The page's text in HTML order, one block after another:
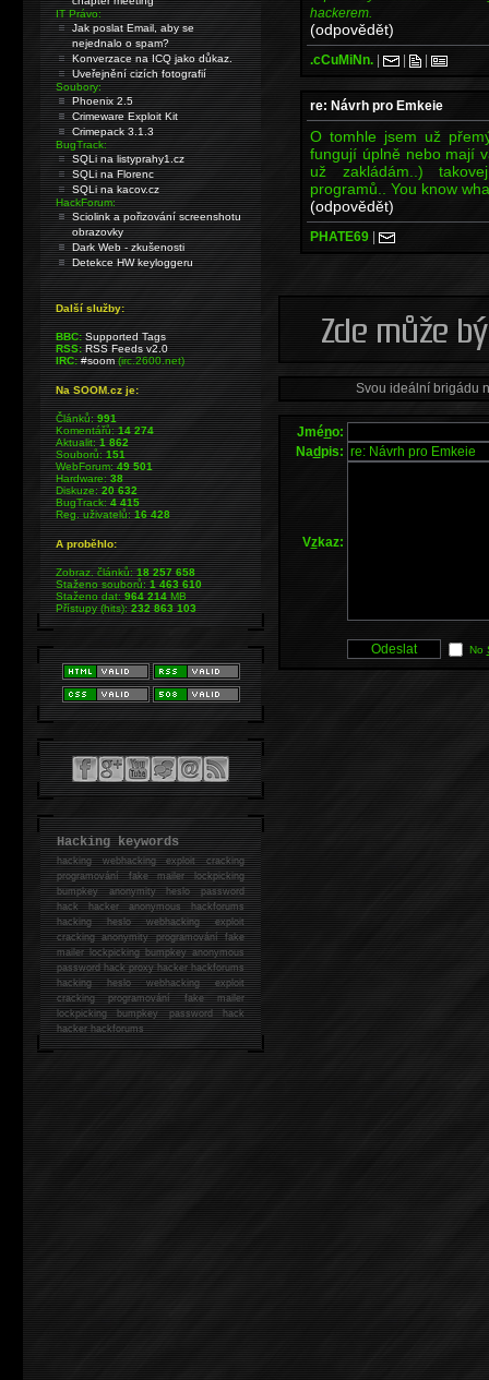
hackerem.
(odpovědět)
.cCuMiNn. | | |
re: Návrh pro Emkeie
O tomhle jsem už
fungují úplně nebo mají
už zakládám..)
programů.. You know
(odpovědět)
PHATE69 |
Svou ideální brigádu
Jméno:
Nadpis:
Vzkaz:
No
IT Právo:
Jak poslat Email, aby se
nejednalo o spam?
Konverzace na ICQ jako důkaz.
Uveřejnění cizích fotografií
Soubory:
Phoenix 2.5
Crimeware Exploit Kit
Crimepack 3.1.3
BugTrack:
SQLi na listyprahy1.cz
SQLi na Florenc
SQLi na kacov.cz
HackForum:
Sciolink a pořizování screenshotu
obrazovky
Dark Web - zkušenosti
Detekce HW keyloggeru
Další služby:
BBC: Supported Tags
RSS: RSS Feeds v2.0
IRC: #soom(irc.2600.net)
Na SOOM.cz je:
Článků:991
Komentářů:14 274
Aktualit:1 862
Souborů:151
WebForum:49 501
Hardware:38
Diskuze:20 632
BugTrack:4 415
Reg. uživatelů:16 428
A proběhlo:
Zobraz. článků:18 257 658
Staženo souborů:1 463 610
Staženo dat:964 214MB
Přístupy (hits):232 863 103
Hacking keywords
hackingwebhacking exploit cracking
programování fake mailer lockpicking
bumpkey anonymity heslo password
hackhacker anonymous hackforums
hackingheslo webhacking exploit
cracking anonymity programování fake
mailer lockpicking bumpkey anonymous
password hack proxy hacker hackforums
hacking heslo webhacking exploit
cracking programování fake mailer
lockpicking bumpkey password hack
hackerhackforums